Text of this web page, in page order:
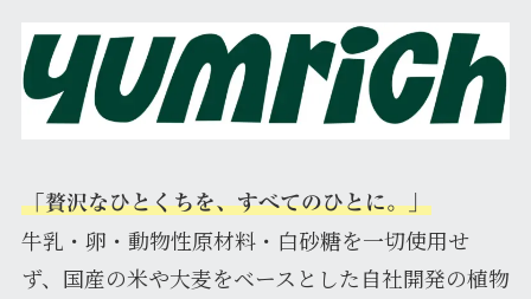
「贅沢なひとくちを、すべてのひとに。」
牛乳・卵・動物性原材料・白砂糖を一切使用せ
ず、国産の米や大麦をベースとした自社開発の植物